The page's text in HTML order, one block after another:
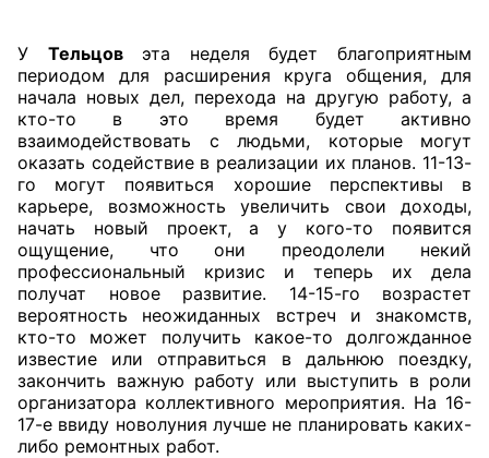
У Тельцовэта неделя будет благоприятным
периодом для расширения круга общения, для
начала новых дел, перехода на другую работу, а
кто-то в это время будет активно
взаимодействовать с людьми, которые могут
оказать содействие в реализации их планов. 11-13-
го могут появиться хорошие перспективы в
карьере, возможность увеличить свои доходы,
начать новый проект, а у кого-то появится
ощущение, что они преодолели некий
профессиональный кризис и теперь их дела
получат новое развитие. 14-15-го возрастет
вероятность неожиданных встреч и знакомств,
кто-то может получить какое-то долгожданное
известие или отправиться в дальнюю поездку,
закончить важную работу или выступить в роли
организатора коллективного мероприятия. На 16-
17-е ввиду новолуния лучше не планировать каких-
либо ремонтных работ.